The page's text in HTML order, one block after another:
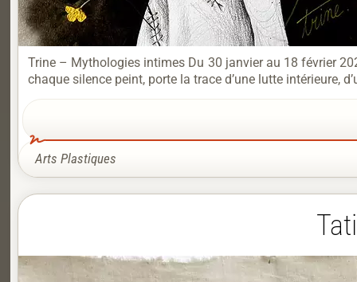
Trine – Mythologies intimes Du 30 janvier au 18 février
chaque silence peint, porte la trace d’une lutte intérieure,
Arts Plastiques